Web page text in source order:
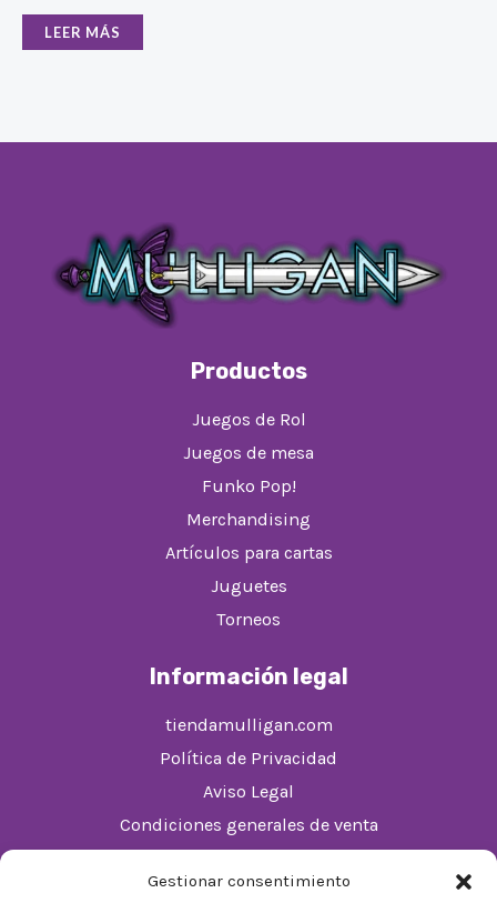
Gestionar consentimiento
LEER MÁS
Productos
Juegos de Rol
Juegos de mesa
Funko Pop!
Merchandising
Artículos para cartas
Juguetes
Torneos
Información legal
tiendamulligan.com
Política de Privacidad
Aviso Legal
Condiciones generales de venta